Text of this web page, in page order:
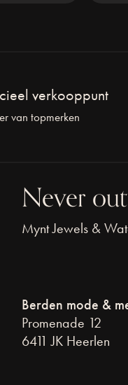
verkooppunt
van topmerken
Never
Mynt Jewels &
Berden mode &
Promenade 12
6411 JK Heerlen